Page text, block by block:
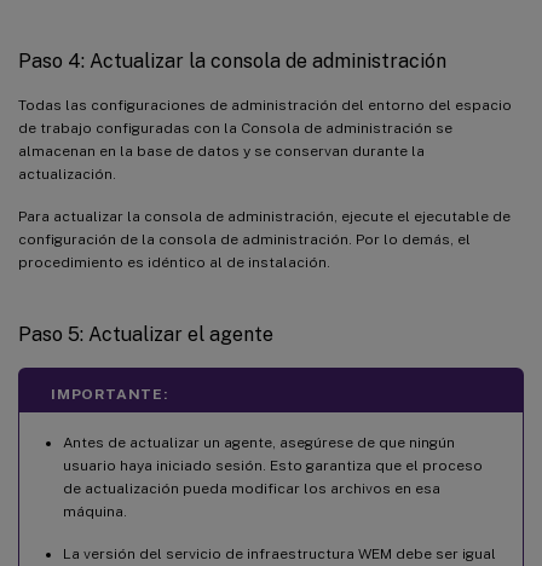
Paso 4: Actualizar la consola de administración
Todas las configuraciones de administración del entorno del espacio
de trabajo configuradas con la Consola de administración se
almacenan en la base de datos y se conservan durante la
actualización.
Para actualizar la consola de administración, ejecute el ejecutable de
configuración de la consola de administración. Por lo demás, el
procedimiento es idéntico al de instalación.
Paso 5: Actualizar el agente
IMPORTANTE:
Antes de actualizar un agente, asegúrese de que ningún
usuario haya iniciado sesión. Esto garantiza que el proceso
de actualización pueda modificar los archivos en esa
máquina.
La versión del servicio de infraestructura WEM debe ser igual